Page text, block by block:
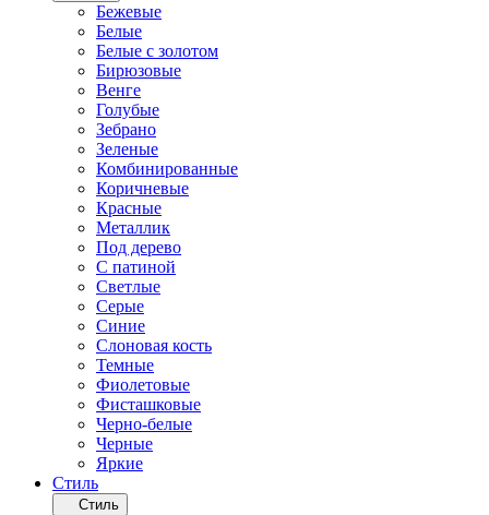
Бежевые
Белые
Белые с золотом
Бирюзовые
Венге
Голубые
Зебрано
Зеленые
Комбинированные
Коричневые
Красные
Металлик
Под дерево
С патиной
Светлые
Серые
Синие
Слоновая кость
Темные
Фиолетовые
Фисташковые
Черно-белые
Черные
Яркие
Стиль
Стиль